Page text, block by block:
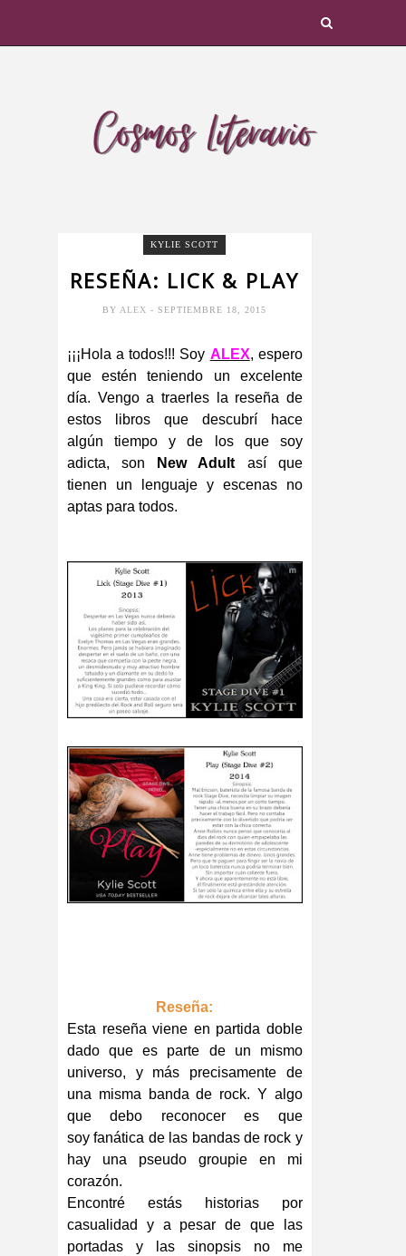
KYLIE SCOTT
RESEÑA: LICK & PLAY
BY ALEX- SEPTIEMBRE 18, 2015
¡¡¡Hola a todos!!! Soy ALEX, espero
que estén teniendo un excelente
día. Vengo a traerles la reseña de
estos libros que descubrí hace
algún tiempo y de los que soy
adicta, son
New Adult así que
tienen un lenguaje y escenas no
aptas para todos.
Reseña:
Esta reseña viene en partida doble
dado que es parte de un mismo
universo, y más precisamente de
una misma banda de rock. Y algo
que debo reconocer es que
soy fanática de las bandas de rock y
hay una pseudo groupie en mi
corazón.
Encontré estás historias por
casualidad y a pesar de que las
portadas y las sinopsis no me